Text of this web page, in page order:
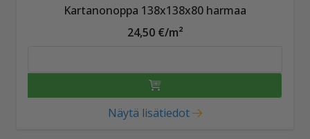
Kartanonoppa 138x138x80 harmaa
24,50 €/m²
Näytä lisätiedot